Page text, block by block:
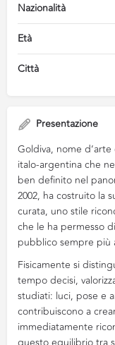
Nazionalità
Età
Città
Presentazione
Goldiva, nome
italo-argentina che
ben definito nel
2002, ha costruito la
curata, uno stile
che le ha permesso
pubblico sempre più
Fisicamente si
tempo decisi,
studiati: luci, pose e
contribuiscono a
immediatamente